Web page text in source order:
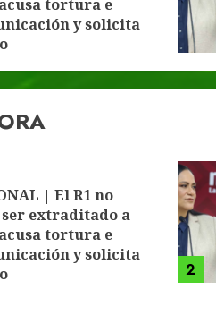
tortura e
y solicita
DE 2026 0
| El R1 no
extraditado a
tortura e
y solicita
2